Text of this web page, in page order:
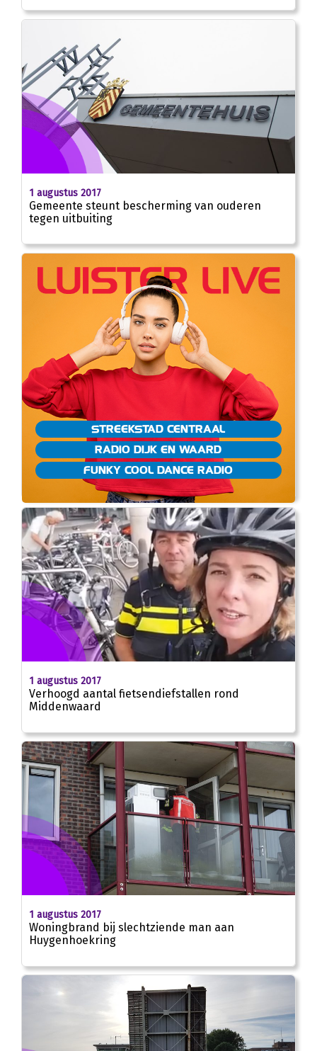
1 augustus 2017
Gemeente steunt bescherming van ouderen
tegen uitbuiting
STREEKSTAD CENTRAAL
RADIO DIJK EN WAARD
FUNKY COOL DANCE RADIO
1 augustus 2017
Verhoogd aantal fietsendiefstallen rond
Middenwaard
1 augustus 2017
Woningbrand bij slechtziende man aan
Huygenhoekring